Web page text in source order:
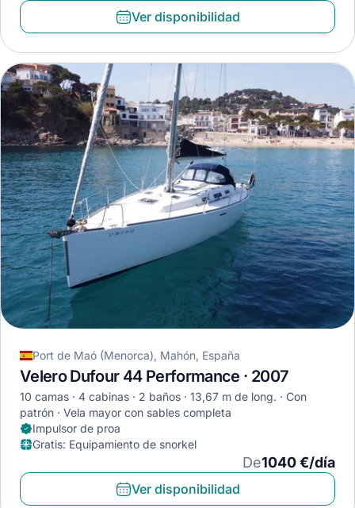
Ver disponibilidad
Port de Maó (Menorca), Mahón, España
Velero Dufour 44 Performance · 2007
10 camas 4 cabinas 2 baños 13,67 m de long.
Con
patrón
Vela mayor con sables completa
Impulsor de proa
Gratis: Equipamiento de snorkel
De1040 €/día
Ver disponibilidad